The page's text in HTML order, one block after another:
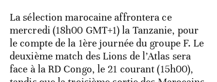
La sélection marocaine affrontera ce
mercredi (18h00 GMT+1) la Tanzanie, pour
le compte de la 1ère journée du groupe F. Le
deuxième match des Lions de l’Atlas sera
face à la RD Congo, le 21 courant (15h00),